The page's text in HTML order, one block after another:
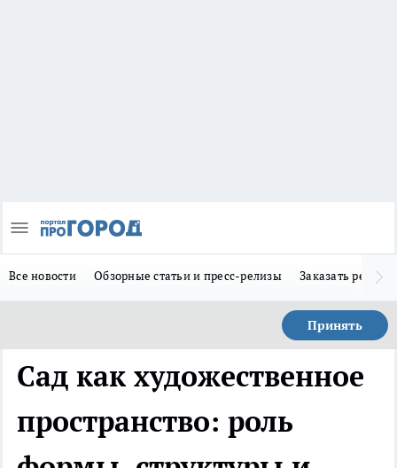
Все новости Обзорные статьи и пресс-релизы Заказать
Принять
Сад как художественное
пространство: роль